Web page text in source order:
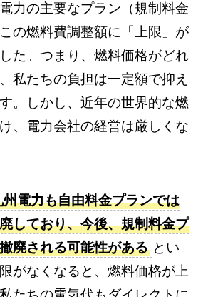
力の主要なプラン（規制料金
の燃料費調整額に「上限」が
た。つまり、燃料価格がどれ
私たちの負担は一定額で抑え
。しかし、近年の世界的な燃
、電力会社の経営は厳しくな
電力も自由料金プランでは
しており、今後、規制料金プ
廃される可能性がある とい
がなくなると、燃料価格が上